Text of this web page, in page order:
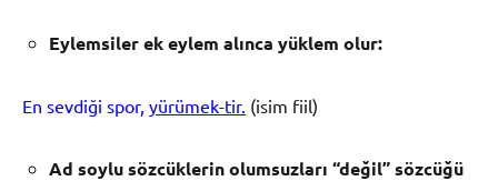
Eylemsiler ek eylem alınca yüklem olur:
En sevdiği spor, yürümek-tir. (isim fiil)
Ad soylu sözcüklerin olumsuzları “değil” sözcüğü